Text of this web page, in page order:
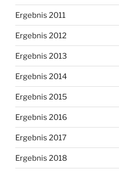
Ergebnis 2011
Ergebnis 2012
Ergebnis 2013
Ergebnis 2014
Ergebnis 2015
Ergebnis 2016
Ergebnis 2017
Ergebnis 2018